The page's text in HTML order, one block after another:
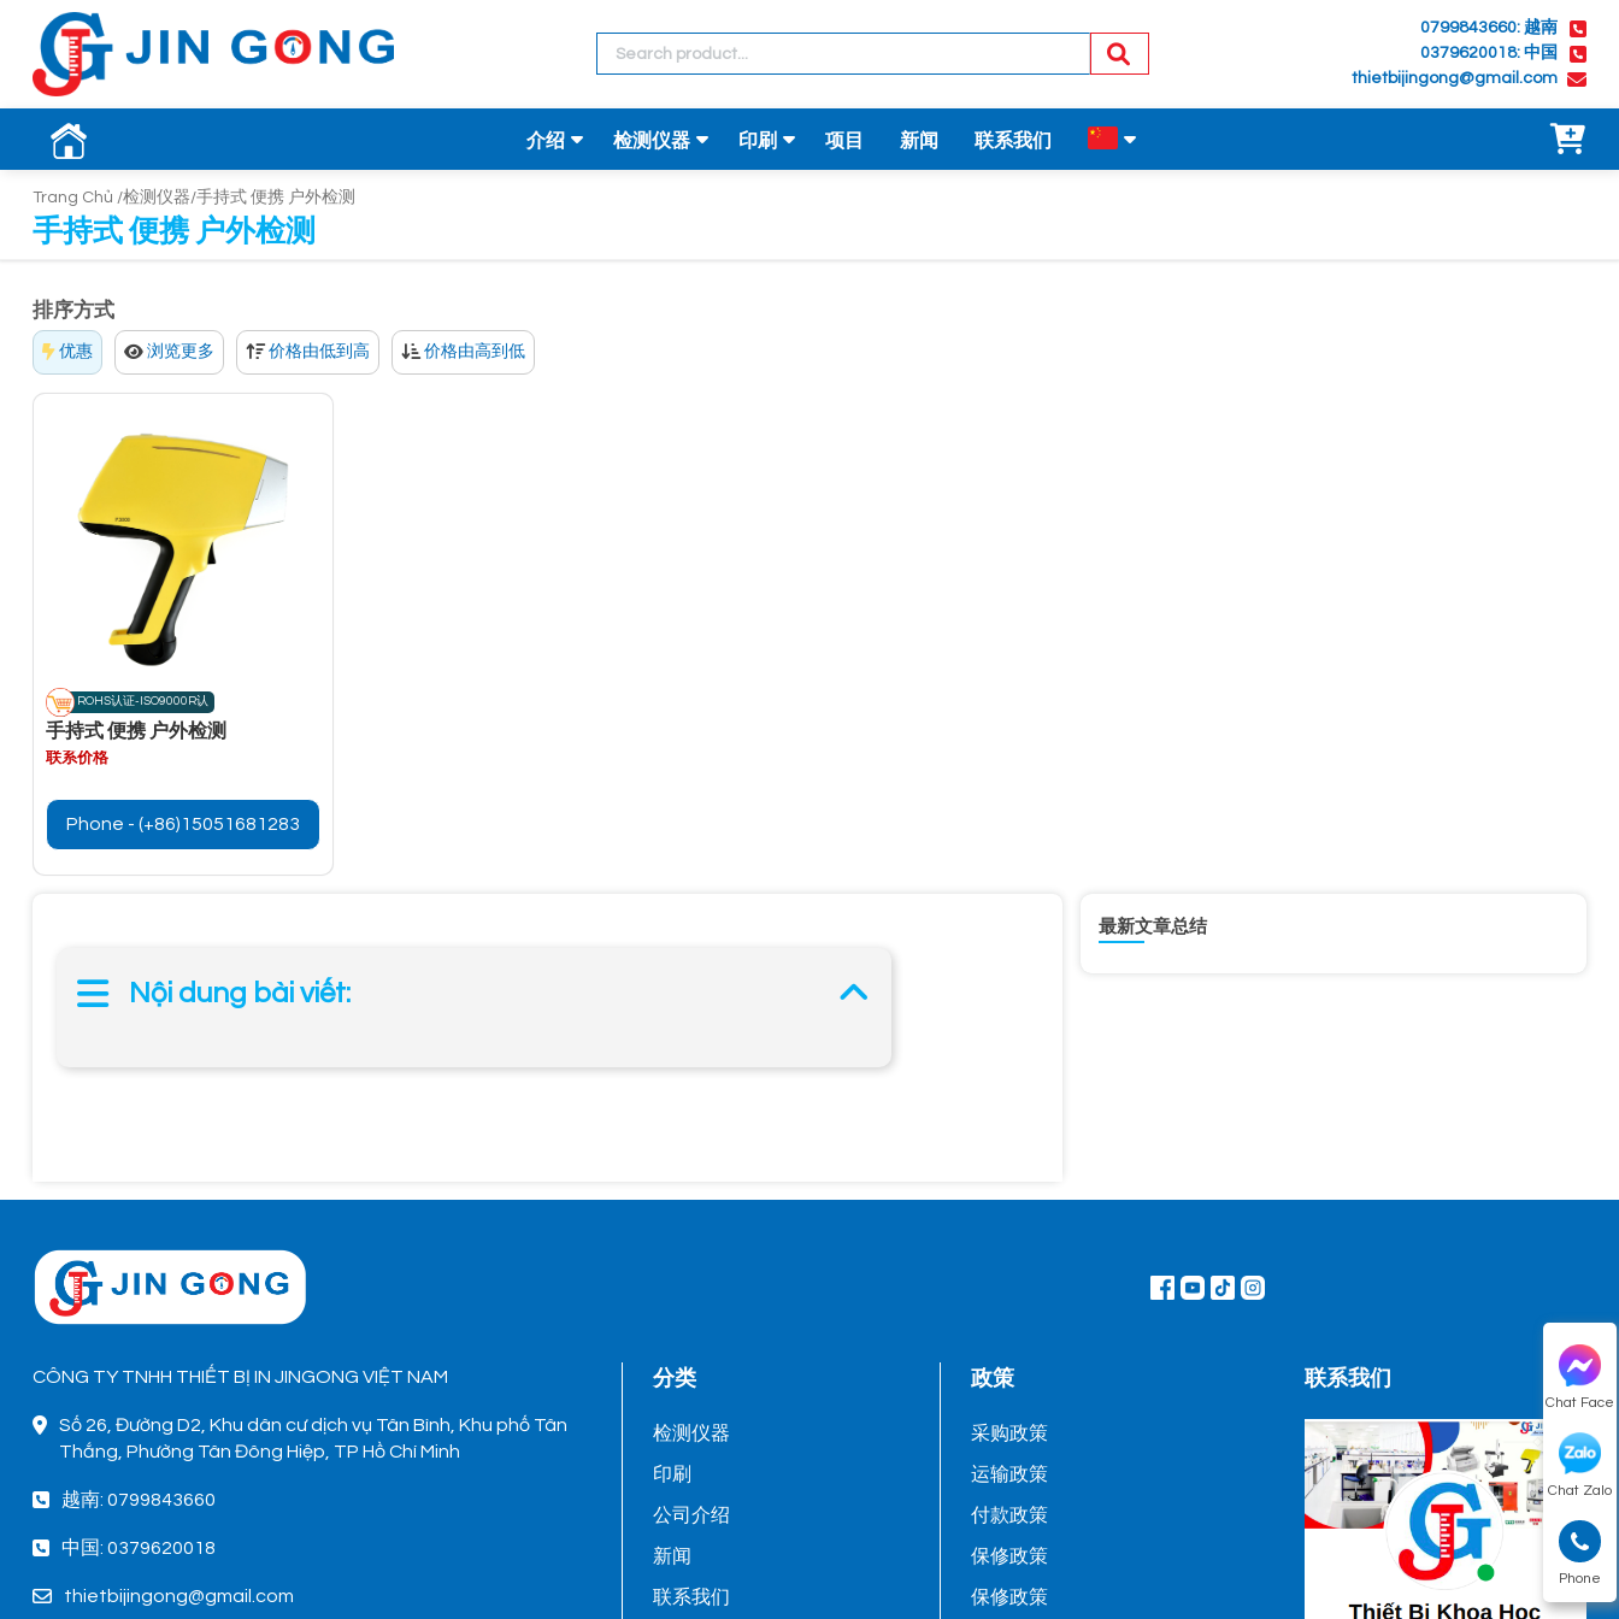
0799843660: 越南
0379620018: 中国
thietbijingong@gmail.com
介绍 检测仪器 印刷 项目 新闻 联系我们
Chat Face
Chat Zalo
Phone
Trang Chủ /检测仪器/手持式 便携 户外检测
手持式 便携 户外检测
排序方式
优惠 浏览更多 价格由低到高 价格由高到低
ROHS认证-ISO9000R认
手持式 便携 户外检测
联系价格
Phone - (+86)15051681283
Nội dung bài viết:
最新文章总结
CÔNG TY TNHH THIẾT BỊ IN JINGONG VIỆT NAM
Số 26, Đường D2, Khu dân cư dịch vụ Tân Bình, Khu phố Tân
Thắng, Phường Tân Đông Hiệp, TP Hồ Chí Minh
越南: 0799843660
中国: 0379620018
thietbijingong@gmail.com
分类
检测仪器
印刷
公司介绍
新闻
联系我们
政策
采购政策
运输政策
付款政策
保修政策
保修政策
联系我们